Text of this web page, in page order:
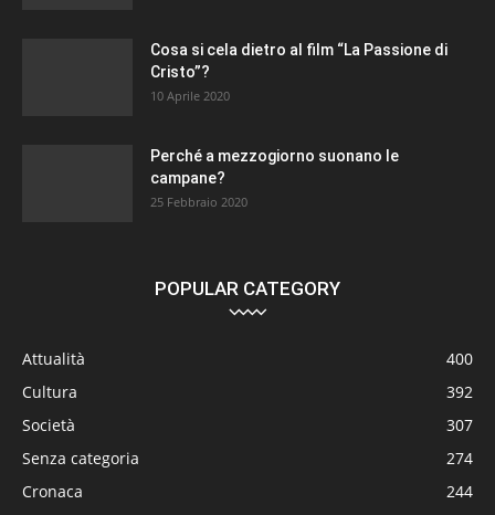
Cosa si cela dietro al film “La Passione di
Cristo”?
10 Aprile 2020
Perché a mezzogiorno suonano le
campane?
25 Febbraio 2020
POPULAR CATEGORY
Attualità
400
Cultura
392
Società
307
Senza categoria
274
Cronaca
244